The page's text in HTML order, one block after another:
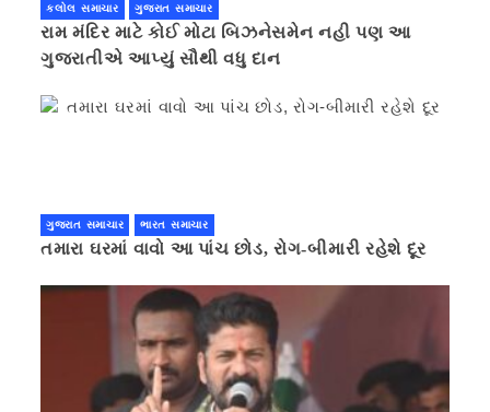
કલોલ સમાચાર ગુજરાત સમાચાર
રામ મંદિર માટે કોઈ મોટા બિઝનેસમેન નહી પણ આ
ગુજરાતીએ આપ્યું સૌથી વધુ દાન
ગુજરાત સમાચાર ભારત સમાચાર
તમારા ઘરમાં વાવો આ પાંચ છોડ, રોગ-બીમારી રહેશે દૂર